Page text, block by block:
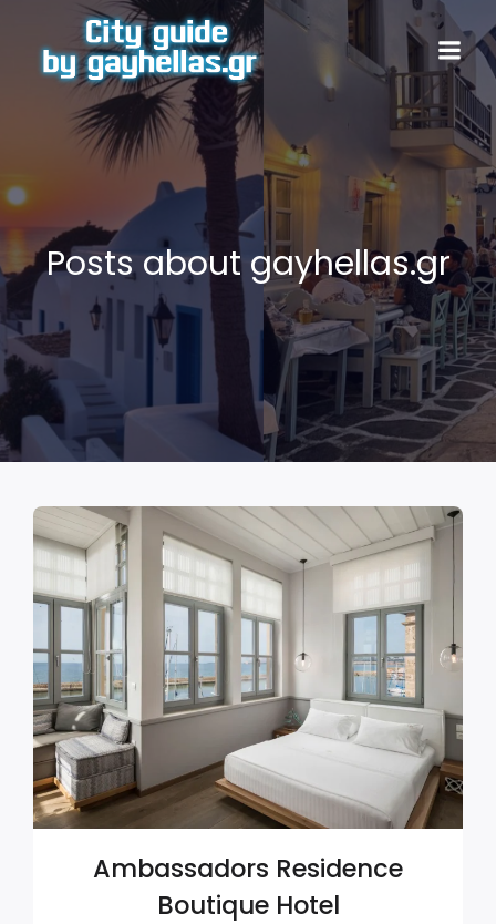
Posts about gayhellas.gr
Ambassadors Residence
Boutique Hotel